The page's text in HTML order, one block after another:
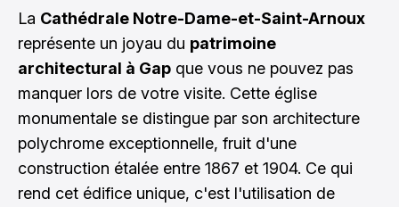
La Cathédrale Notre-Dame-et-Saint-Arnoux
représente un joyau du patrimoine
architectural à Gap que vous ne pouvez pas
manquer lors de votre visite. Cette église
monumentale se distingue par son architecture
polychrome exceptionnelle, fruit d'une
construction étalée entre 1867 et 1904. Ce qui
rend cet édifice unique, c'est l'utilisation de